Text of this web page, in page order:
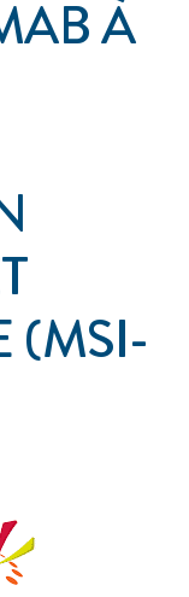
À
(MSI-